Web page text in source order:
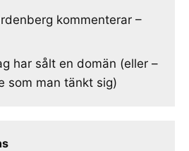
kommenterar –
har sålt en domän (eller –
som man tänkt sig)